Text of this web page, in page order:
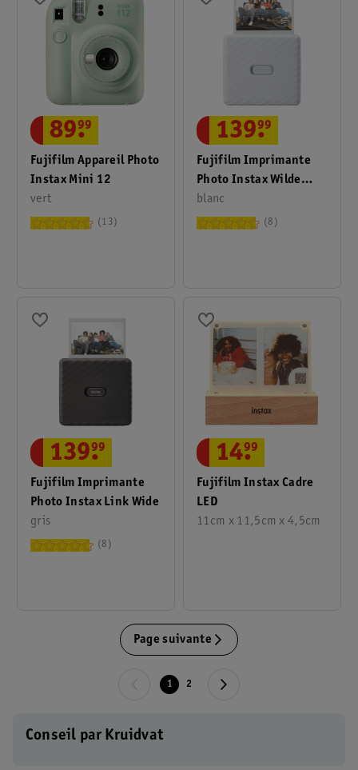
Fujifilm Appareil Photo
Instax Mini 12
vert
89.
99
13
Fujifilm Imprimante
Photo Instax Wilde
Link
blanc
139.
99
8
Fujifilm Imprimante
Photo Instax Link Wide
gris
139.
99
8
Fujifilm Instax Cadre
LED
11cm x 11,5cm x 4,5cm
14.
99
Page suivante
1 2
Conseil par Kruidvat